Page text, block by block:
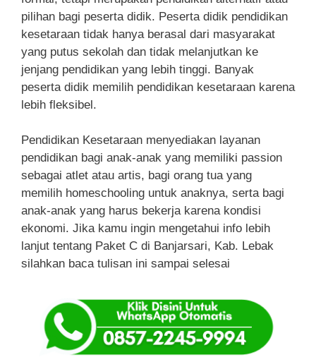
pilihan bagi peserta didik. Peserta didik pendidikan
kesetaraan tidak hanya berasal dari masyarakat
yang putus sekolah dan tidak melanjutkan ke
jenjang pendidikan yang lebih tinggi. Banyak
peserta didik memilih pendidikan kesetaraan karena
lebih fleksibel.
Pendidikan Kesetaraan menyediakan layanan
pendidikan bagi anak-anak yang memiliki passion
sebagai atlet atau artis, bagi orang tua yang
memilih homeschooling untuk anaknya, serta bagi
anak-anak yang harus bekerja karena kondisi
ekonomi. Jika kamu ingin mengetahui info lebih
lanjut tentang Paket C di Banjarsari, Kab. Lebak
silahkan baca tulisan ini sampai selesai